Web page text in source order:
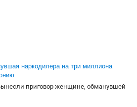
наркодилера на три миллиона
приговор женщине, обманувшей